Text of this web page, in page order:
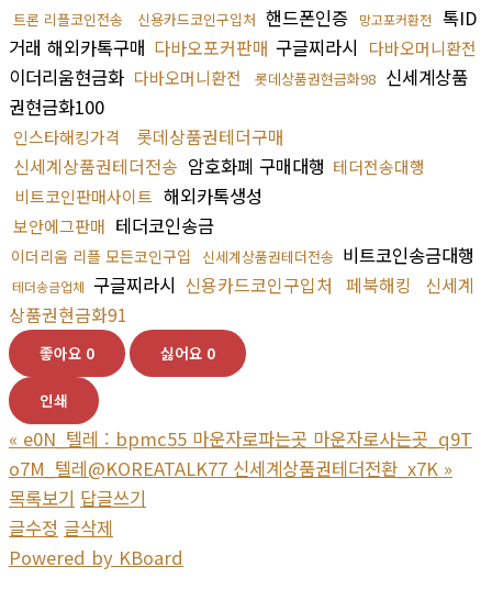
트론 리플코인전송 신용카드코인구입처 핸드폰인증 망고포커환전 톡ID
거래 해외카톡구매 다바오포커판매 구글찌라시 다바오머니환전
이더리움현금화 다바오머니환전 롯데상품권현금화98 신세계상품
권현금화100
인스타해킹가격
롯데상품권테더구매
신세계상품권테더전송 암호화폐 구매대행 테더전송대행
비트코인판매사이트 해외카톡생성
보안에그판매 테더코인송금
이더리움 리플 모든코인구입 신세계상품권테더전송 비트코인송금대행
테더송금업체 구글찌라시 신용카드코인구입처 페북해킹
신세계
상품권현금화91
좋아요 0 싫어요 0
인쇄
« e0N_텔레 : bpmc55 마운자로파는곳 마운자로사는곳_q9T
o7M_텔레@KOREATALK77 신세계상품권테더전환_x7K »
목록보기 답글쓰기
글수정 글삭제
Powered by KBoard